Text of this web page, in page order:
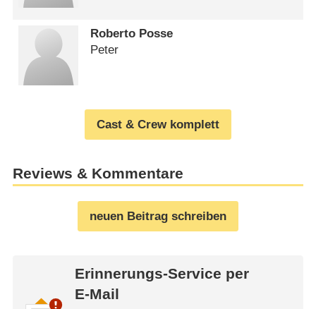
Roberto Posse
Peter
Cast & Crew komplett
Reviews & Kommentare
neuen Beitrag schreiben
Erinnerungs-Service per
E-Mail